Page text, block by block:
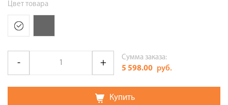
Цвет товара
Сумма заказа:
5 598.00 руб.
Купить